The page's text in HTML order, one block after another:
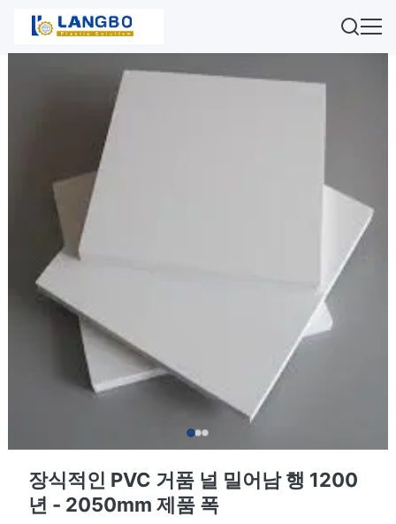
장식적인 PVC 거품 널 밀어남 행 1200
년 - 2050mm 제품 폭